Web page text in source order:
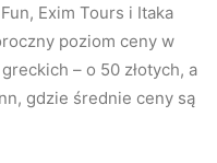
Exim Tours i Itaka
poziom ceny w
– o 50 złotych, a
gdzie średnie ceny są